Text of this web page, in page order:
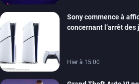
ps4
Sony commence à
concernant l’arrêt
Hier à 15:00